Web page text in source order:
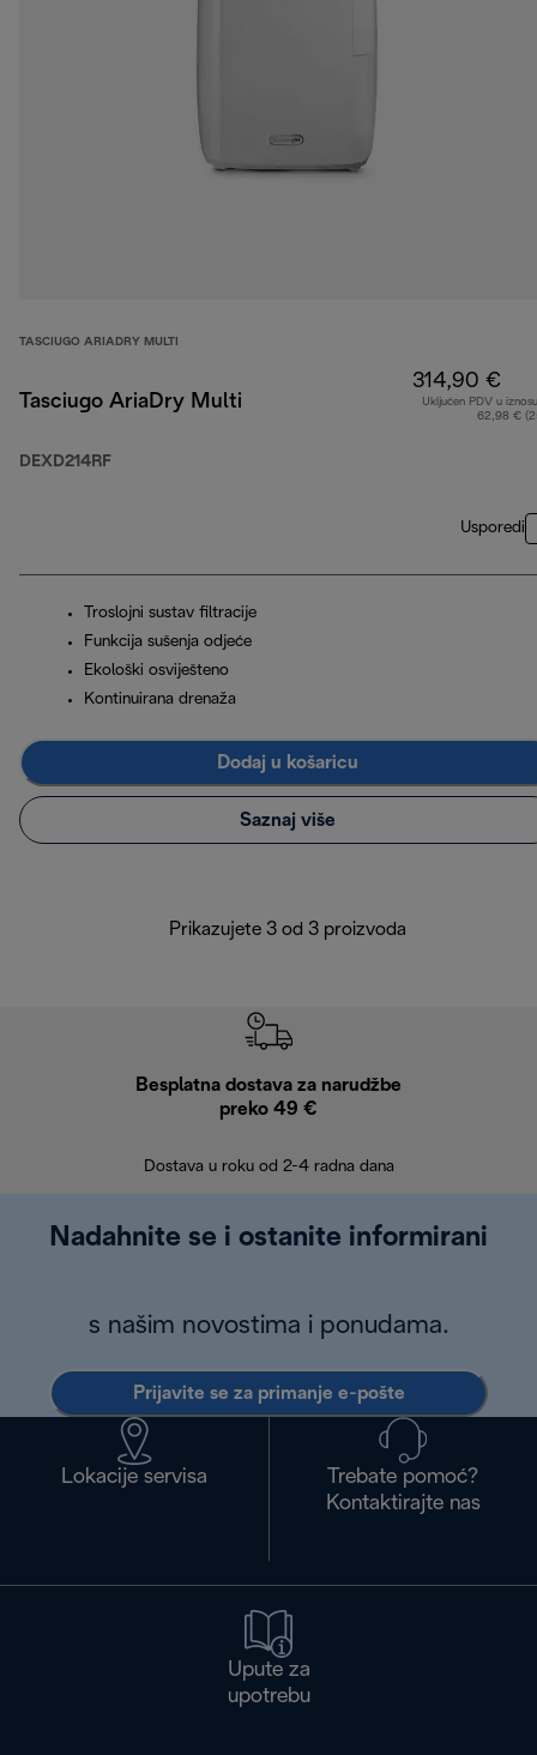
TASCIUGO ARIADRY MULTI
Tasciugo AriaDry Multi
DEXD214RF
314,90 €
Uključen PDV u
62,98 €
Usporedi
Troslojni sustav filtracije
Funkcija sušenja odjeće
Ekološki osviješteno
Kontinuirana drenaža
Dodaj u košaricu
Saznaj više
Prikazujete 3 od 3 proizvoda
Besplatna dostava za narudžbe
preko 49 €
Dostava u roku od 2-4 radna dana
Nadahnite se i ostanite informirani
s našim novostima i ponudama.
Prijavite se za primanje e-pošte
Lokacije servisa
Trebate pomoć?
Kontaktirajte nas
Upute za
upotrebu